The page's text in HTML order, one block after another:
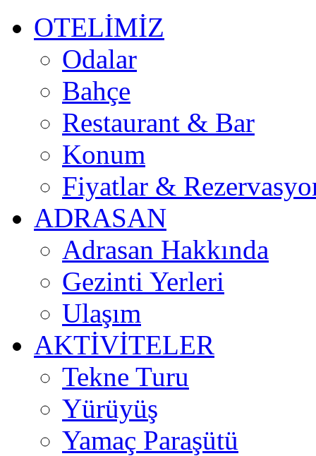
OTELİMİZ
Odalar
Bahçe
Restaurant & Bar
Konum
Fiyatlar &
ADRASAN
Adrasan Hakkında
Gezinti Yerleri
Ulaşım
AKTİVİTELER
Tekne Turu
Yürüyüş
Yamaç Paraşütü